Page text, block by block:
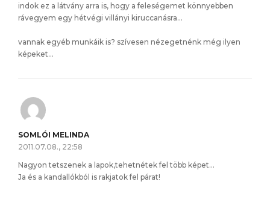
indok ez a látvány arra is, hogy a feleségemet könnyebben
rávegyem egy hétvégi villányi kiruccanásra…
vannak egyéb munkáik is? szívesen nézegetnénk még ilyen
képeket…
SOMLÓI MELINDA
2011.07.08., 22:58
Nagyon tetszenek a lapok,tehetnétek fel több képet…
Ja és a kandallókból is rakjatok fel párat!